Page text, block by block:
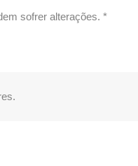
sofrer alterações. *